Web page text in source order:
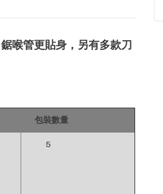
喉管更貼身，另有多款刀
包裝數量
5